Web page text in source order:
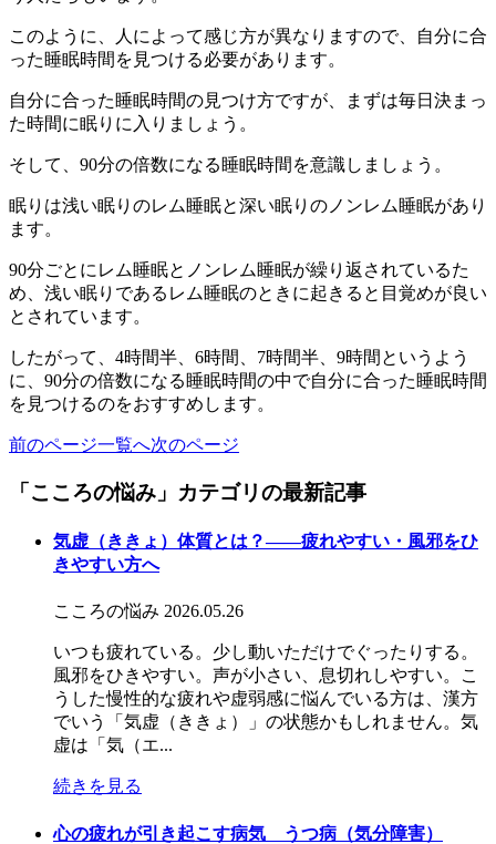
このように、人によって感じ方が異なりますので、自分に合
った睡眠時間を見つける必要があります。
自分に合った睡眠時間の見つけ方ですが、まずは毎日決まっ
た時間に眠りに入りましょう。
そして、90分の倍数になる睡眠時間を意識しましょう。
眠りは浅い眠りのレム睡眠と深い眠りのノンレム睡眠があり
ます。
90分ごとにレム睡眠とノンレム睡眠が繰り返されているた
め、浅い眠りであるレム睡眠のときに起きると目覚めが良い
とされています。
したがって、4時間半、6時間、7時間半、9時間というよう
に、90分の倍数になる睡眠時間の中で自分に合った睡眠時間
を見つけるのをおすすめします。
前のページ一覧へ次のページ
「こころの悩み」カテゴリの最新記事
気虚（ききょ）体質とは？――疲れやすい・風邪をひ
きやすい方へ
こころの悩み 2026.05.26
いつも疲れている。少し動いただけでぐったりする。
風邪をひきやすい。声が小さい、息切れしやすい。こ
うした慢性的な疲れや虚弱感に悩んでいる方は、漢方
でいう「気虚（ききょ）」の状態かもしれません。気
虚は「気（エ...
続きを見る
心の疲れが引き起こす病気 うつ病（気分障害）